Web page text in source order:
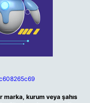
kurum veya şahıs